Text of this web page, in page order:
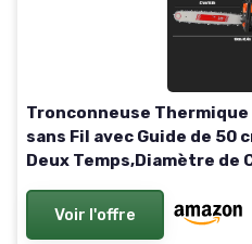
Tronconneuse Thermique
sans Fil avec Guide de 50
Deux Temps,Diamètre de
Voir l'offre